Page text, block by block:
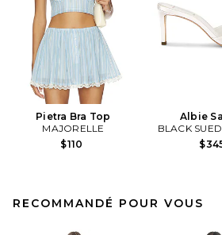
Pietra Bra Top
MAJORELLE
$110
Albie
BLACK
RECOMMANDÉ POUR VOUS